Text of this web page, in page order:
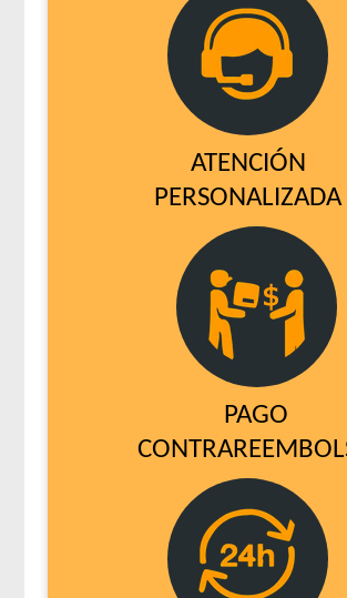
ATENCIÓN
PERSONALIZADA
PAGO